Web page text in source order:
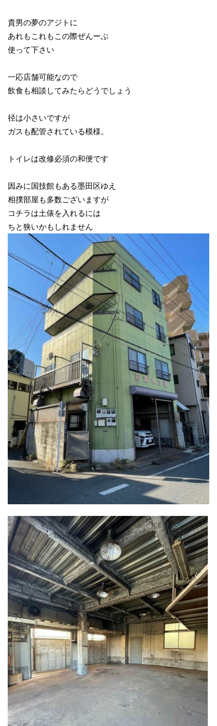
貴男の夢のアジトに
あれもこれもこの際ぜんーぶ
使って下さい
一応店舗可能なので
飲食も相談してみたらどうでしょう
径は小さいですが
ガスも配管されている模様。
トイレは改修必須の和便です
因みに国技館もある墨田区ゆえ
相撲部屋も多数ございますが
コチラは土俵を入れるには
ちと狭いかもしれません